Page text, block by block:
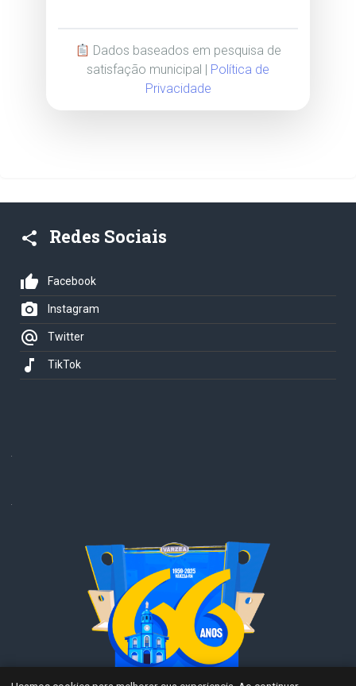
Dados baseados em pesquisa de
satisfação municipal | Política de
Privacidade
share Redes Sociais
thumb_up Facebook
photo_camera Instagram
alternate_email Twitter
music_note TikTok
.
.